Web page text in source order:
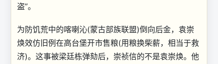
盗”。
为防饥荒中的喀喇沁(蒙古部族联盟)倒向后金，袁崇
焕效仿旧例在高台堡开市售粮(用粮换柴薪，相当于救
济)。这事被梁廷栋弹劾后，崇祯信的不是袁崇焕。他